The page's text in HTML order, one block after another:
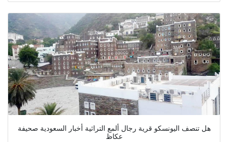
هل تنصف اليونسكو قرية رجال ألمع التراثية أخبار السعودية صحيفة
عكاظ